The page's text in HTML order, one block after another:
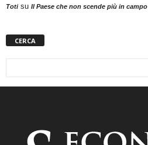
Totisu Il Paese che non scende più in campo
CERCA